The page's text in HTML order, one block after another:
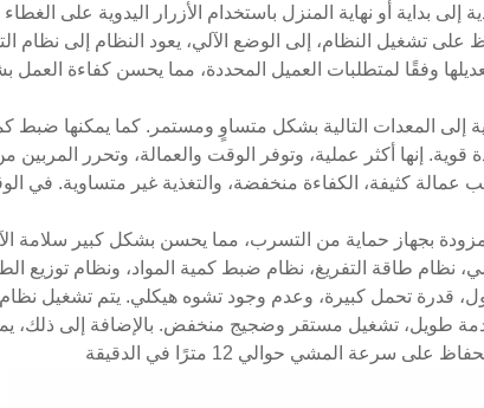
بداية أو نهاية المنزل باستخدام الأزرار اليدوية على الغطاء
تشغيل النظام، إلى الوضع الآلي، يعود النظام إلى نظام
وفقًا لمتطلبات العميل المحددة، مما يحسن كفاءة
إلى المعدات التالية بشكل متساوٍ ومستمر. كما يمكنها ضبط
قوية. إنها أكثر عملية، وتوفر الوقت والعمالة، وتحرر
عمالة كثيفة، الكفاءة منخفضة، والتغذية غير متساوية. في
بجهاز حماية من التسرب، مما يحسن بشكل كبير سلامة
طاقة التفريغ، نظام ضبط كمية المواد، ونظام توزيع
قدرة تحمل كبيرة، وعدم وجود تشوه هيكلي. يتم تشغيل
طويل، تشغيل مستقر وضجيج منخفض. بالإضافة إلى ذلك،
المشي حوالي 12 مترًا في الدقيقة